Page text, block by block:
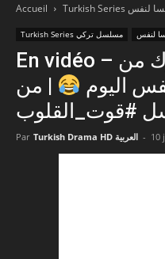
Accueil لنفس
Turkish Series مسلسل تركي لنفس
En vidéo – لما تطرد انت واخوك من
اليوم
| من
#قوت_القلوب
Par Turkish Drama HD العربية - 10